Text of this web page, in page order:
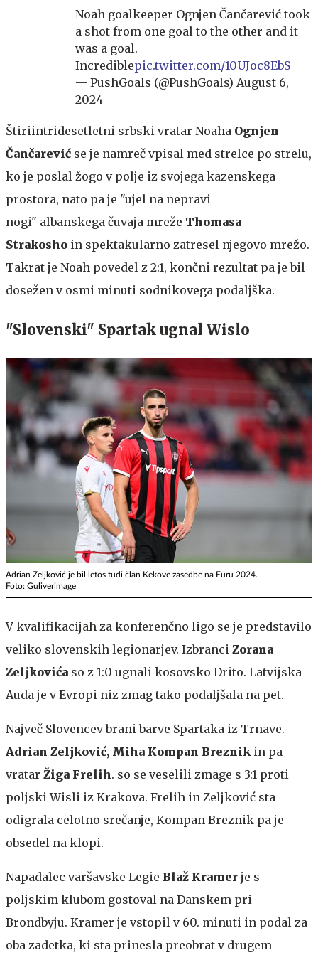
Noah goalkeeper Ognjen Čančarević took
a shot from one goal to the other and it
was a goal.
Incrediblepic.twitter.com/10UJoc8EbS
— PushGoals (@PushGoals) August 6,
2024
Štiriintridesetletni srbski vratar Noaha Ognjen
Čančarević se je namreč vpisal med strelce po strelu,
ko je poslal žogo v polje iz svojega kazenskega
prostora, nato pa je "ujel na nepravi
nogi" albanskega čuvaja mreže Thomasa
Strakosho in spektakularno zatresel njegovo mrežo.
Takrat je Noah povedel z 2:1, končni rezultat pa je bil
dosežen v osmi minuti sodnikovega podaljška.
"Slovenski" Spartak ugnal Wislo
Adrian Zeljković je bil letos tudi član Kekove zasedbe na Euru 2024.
Foto: Guliverimage
V kvalifikacijah za konferenčno ligo se je predstavilo
veliko slovenskih legionarjev. Izbranci Zorana
Zeljkovića so z 1:0 ugnali kosovsko Drito. Latvijska
Auda je v Evropi niz zmag tako podaljšala na pet.
Največ Slovencev brani barve Spartaka iz Trnave.
Adrian Zeljković, Miha Kompan Breznik in pa
vratar Žiga Frelih. so se veselili zmage s 3:1 proti
poljski Wisli iz Krakova. Frelih in Zeljković sta
odigrala celotno srečanje, Kompan Breznik pa je
obsedel na klopi.
Napadalec varšavske Legie Blaž Kramer je s
poljskim klubom gostoval na Danskem pri
Brondbyju. Kramer je vstopil v 60. minuti in podal za
oba zadetka, ki sta prinesla preobrat v drugem